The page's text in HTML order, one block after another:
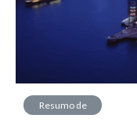
Resumo de